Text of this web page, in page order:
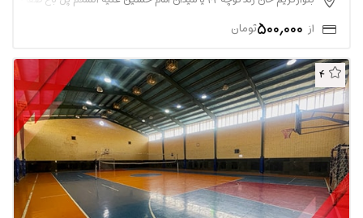
از 500,000تومان
4